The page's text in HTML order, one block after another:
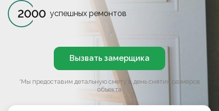
2000 успешных ремонтов
Вызвать замерщика
*Мы предоставим детальную смету в день снятия размеров
объекта